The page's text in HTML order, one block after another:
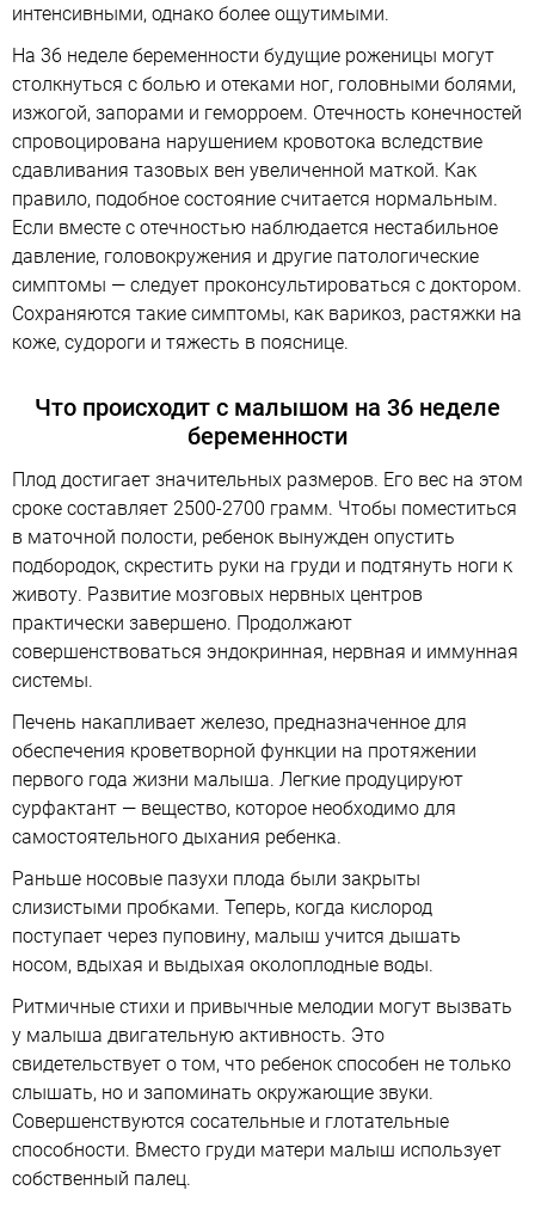
интенсивными, однако более ощутимыми.
На 36 неделе беременности будущие роженицы могут
столкнуться с болью и отеками ног, головными болями,
изжогой, запорами и геморроем. Отечность конечностей
спровоцирована нарушением кровотока вследствие
сдавливания тазовых вен увеличенной маткой. Как
правило, подобное состояние считается нормальным.
Если вместе с отечностью наблюдается нестабильное
давление, головокружения и другие патологические
симптомы — следует проконсультироваться с доктором.
Сохраняются такие симптомы, как варикоз, растяжки на
коже, судороги и тяжесть в пояснице.
Что происходит с малышом на 36 неделе
беременности
Плод достигает значительных размеров. Его вес на этом
сроке составляет 2500-2700 грамм. Чтобы поместиться
в маточной полости, ребенок вынужден опустить
подбородок, скрестить руки на груди и подтянуть ноги к
животу. Развитие мозговых нервных центров
практически завершено. Продолжают
совершенствоваться эндокринная, нервная и иммунная
системы.
Печень накапливает железо, предназначенное для
обеспечения кроветворной функции на протяжении
первого года жизни малыша. Легкие продуцируют
сурфактант — вещество, которое необходимо для
самостоятельного дыхания ребенка.
Раньше носовые пазухи плода были закрыты
слизистыми пробками. Теперь, когда кислород
поступает через пуповину, малыш учится дышать
носом, вдыхая и выдыхая околоплодные воды.
Ритмичные стихи и привычные мелодии могут вызвать
у малыша двигательную активность. Это
свидетельствует о том, что ребенок способен не только
слышать, но и запоминать окружающие звуки.
Совершенствуются сосательные и глотательные
способности. Вместо груди матери малыш использует
собственный палец.